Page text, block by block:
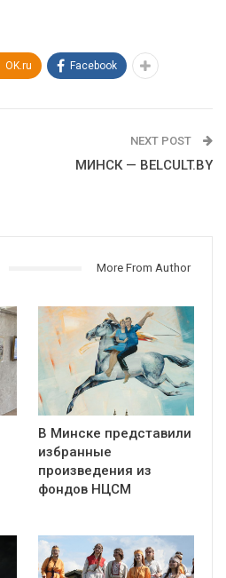
OK.ru Facebook
NEXT POST
МИНСК — BELCULT.BY
More From Author
В Минске представили
избранные
произведения из
фондов НЦСМ